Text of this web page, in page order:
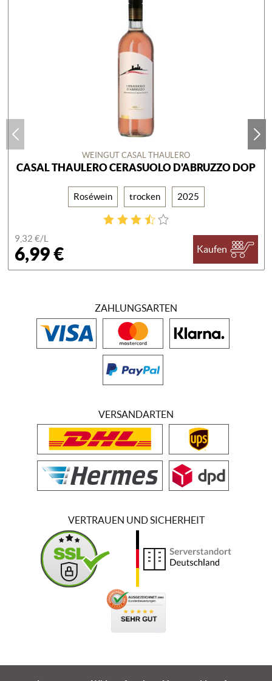
WEINGUT CASAL THAULERO
CASAL THAULERO CERASUOLO D'ABRUZZO DOP
Roséwein trocken 2025
9,32 €/L
6,99 € Kaufen
ZAHLUNGSARTEN
VERSANDARTEN
VERTRAUEN UND SICHERHEIT